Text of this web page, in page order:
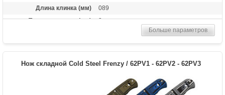
Длина клинка (мм)
089
Толщина клинка (мм)
3
Цвет клинка
Satin finish
Tri-Ad Lock
Больше параметров
Нож складной Cold Steel Frenzy / 62PV1 - 62PV2 - 62PV3